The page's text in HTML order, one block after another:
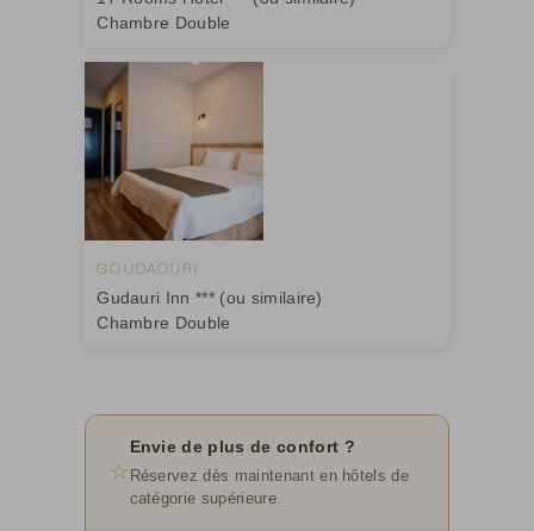
Chambre Double
GOUDAOURI
Gudauri Inn *** (ou similaire)
Chambre Double
☆
Envie de plus de confort ?
Réservez dès maintenant en hôtels de
catégorie supérieure.